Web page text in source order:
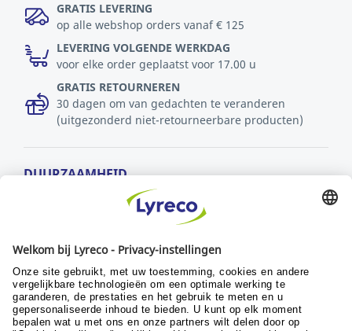
GRATIS LEVERING
op alle webshop orders vanaf € 125
LEVERING VOLGENDE WERKDAG
voor elke order geplaatst voor 17.00 u
GRATIS RETOURNEREN
30 dagen om van gedachten te veranderen
(uitgezonderd niet-retourneerbare producten)
DUURZAAMHEID
Ontwikkelingsdoelstellingen
© Lyreco 2024